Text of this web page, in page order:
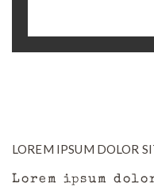
LOREM IPSUM DOLOR
Lorem ipsum